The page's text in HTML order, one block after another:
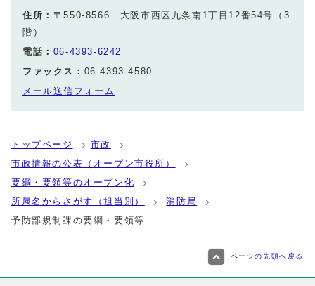
住所： 〒550-8566 大阪市西区九条南1丁目12番54号（3
階）
電話： 06-4393-6242
ファックス： 06-4393-4580
メール送信フォーム
トップページ
市政
市政情報の公表（オープン市役所）
要綱・要領等のオープン化
所属名からさがす（担当別）
消防局
予防部規制課の要綱・要領等
ページの先頭へ戻る